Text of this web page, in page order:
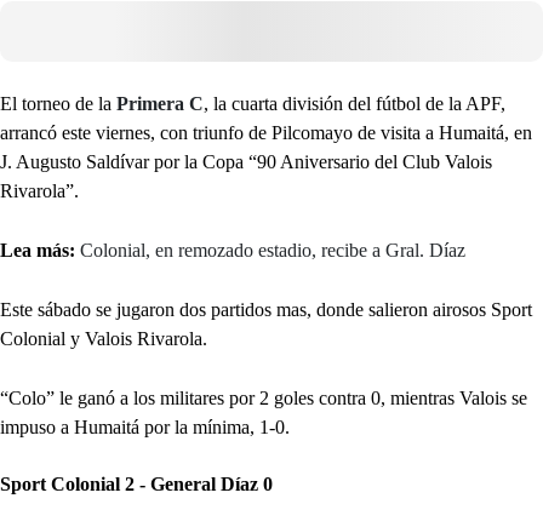
El torneo de la Primera C, la cuarta división del fútbol de la APF,
arrancó este viernes, con triunfo de Pilcomayo de visita a Humaitá, en
J. Augusto Saldívar por la Copa “90 Aniversario del Club Valois
Rivarola”.
Lea más: Colonial, en remozado estadio, recibe a Gral. Díaz
Este sábado se jugaron dos partidos mas, donde salieron airosos Sport
Colonial y Valois Rivarola.
“Colo” le ganó a los militares por 2 goles contra 0, mientras Valois se
impuso a Humaitá por la mínima, 1-0.
Sport Colonial 2 - General Díaz 0